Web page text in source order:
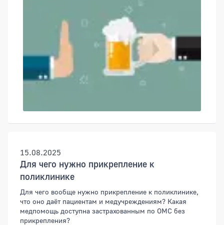
15.08.2025
Для чего нужно прикрепление к
поликлинике
Для чего вообще нужно прикрепление к поликлинике,
что оно даёт пациентам и медучреждениям? Какая
медпомощь доступна застрахованным по ОМС без
прикрепления?